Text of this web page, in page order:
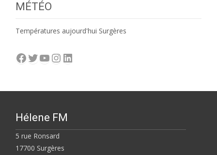
MÉTÉO
Températures aujourd'hui Surgères
Facebook
Twitter
YouTube
Instagram
LinkedIn
Hélene FM
5 rue Ronsard
17700 Surgères